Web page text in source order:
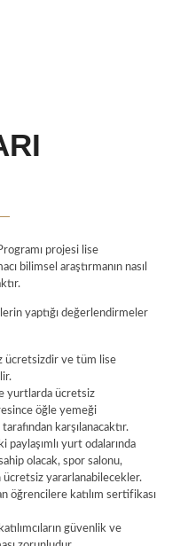
projesi lise
bilimsel araştırmanın nasıl
yaptığı değerlendirmeler
ücretsizdir ve tüm lise
yurtlarda ücretsiz
öğle yemeği
karşılanacaktır.
yurt odalarında
olacak, spor salonu,
yararlanabilecekler.
öğrencilere katılım sertifikası
güvenlik ve